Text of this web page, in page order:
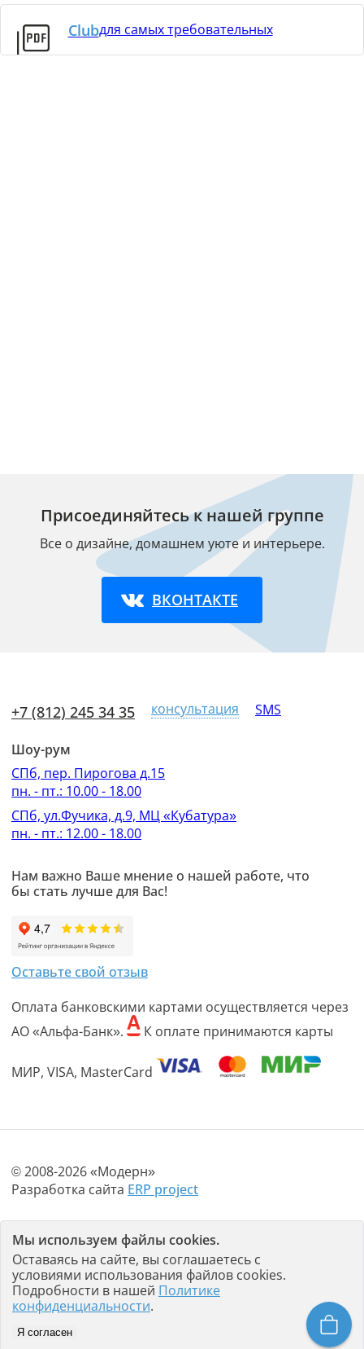
Clubдля самых требовательных
Присоединяйтесь к нашей группе
Все о дизайне, домашнем уюте и интерьере.
ВКОНТАКТЕ
+7 (812) 245 34 35 консультация SMS
Шоу-рум
СПб, пер. Пирогова д.15
пн. - пт.: 10.00 - 18.00
СПб, ул.Фучика, д.9, МЦ «Кубатура»
пн. - пт.: 12.00 - 18.00
Нам важно Ваше мнение о нашей работе, что
бы стать лучше для Вас!
Оставьте свой отзыв
Оплата банковскими картами осуществляется через
АО «Альфа-Банк».
К оплате принимаются карты
МИР, VISA, MasterCard
© 2008-2026 «Модерн»
Разработка сайта ERP project
Пользовательское соглашение
Любое использование материалов с данного сайта
допускается не иначе как с письменного разрешения его
правообладателя - «Модерн». Использование материалов
сайта и нарушение авторских и смежных прав
правообладателя наказывается в соответствии со ст.146 УК
Мы используем файлы cookies.
Оставаясь на сайте, вы соглашаетесь с
условиями использования файлов cookies.
Подробности в нашей Политике
конфиденциальности.
Я согласен